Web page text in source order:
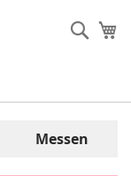
Messen